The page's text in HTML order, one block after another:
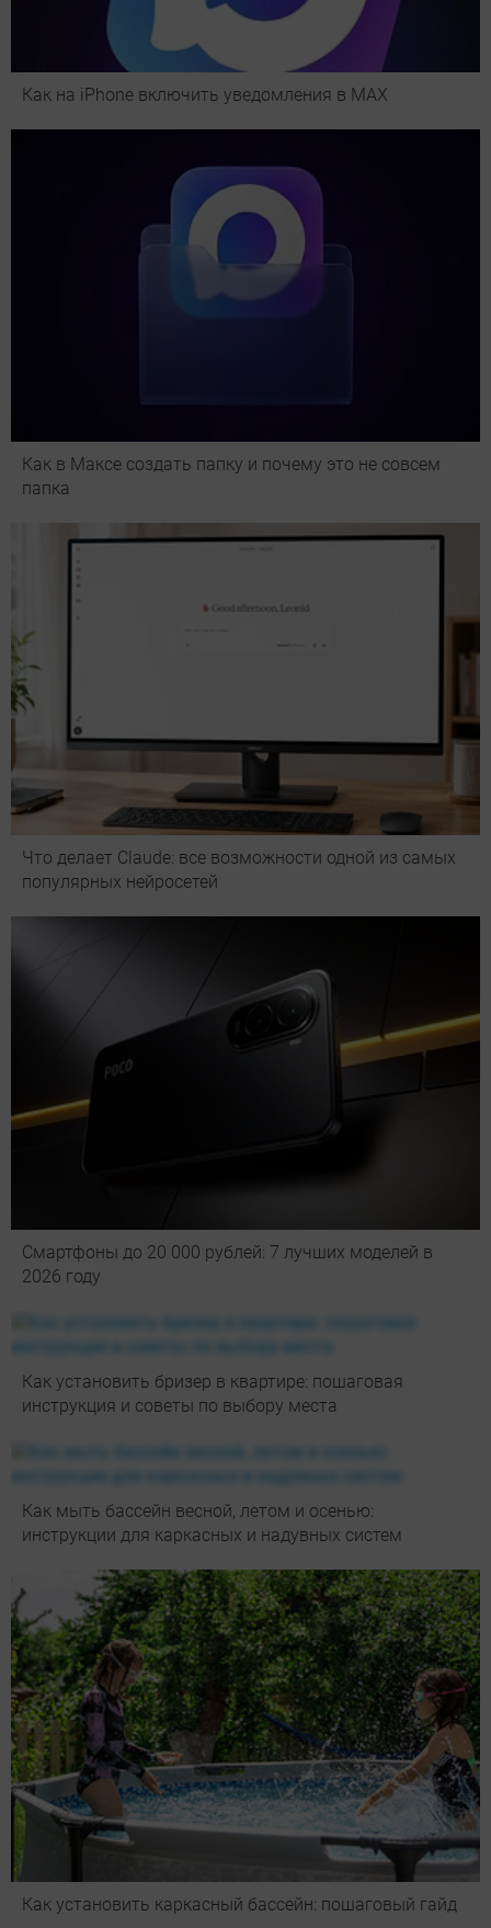
Как на iPhone включить уведомления в MAX
Как в Максе создать папку и почему это не совсем
папка
Что делает Сlaude: все возможности одной из самых
популярных нейросетей
Смартфоны до 20 000 рублей: 7 лучших моделей в
2026 году
Как установить бризер в квартире: пошаговая
инструкция и советы по выбору места
Как мыть бассейн весной, летом и осенью:
инструкции для каркасных и надувных систем
Как установить каркасный бассейн: пошаговый гайд